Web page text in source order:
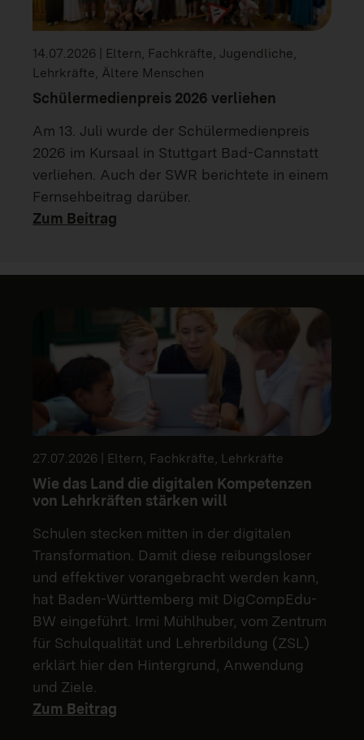
14.07.2026 | Eltern, Fachkräfte, Jugendliche,
Lehrkräfte, Ältere Menschen
Schülermedienpreis 2026 verliehen
Am 13. Juli wurde der Schülermedienpreis
2026 im Kursaal in Stuttgart Bad-Cannstatt
verliehen. Auch der SWR berichtete in einem
Fernsehbeitrag darüber.
Zum Beitrag
27.07.2026 | Eltern, Fachkräfte, Lehrkräfte
Wie das Land die digitalen Kompetenzen
von Lehrkräften stärken will
Schulen stecken mitten in der digitalen
Transformation. Damit diese reibungsloser
und effektiver vorangebracht werden kann,
hat Baden-Württemberg mit DigCompEdu-
BW eingeführt. Irmi Mühlhuber, vom Zentrum
für Schulqualität und Lehrerbildung (ZSL)
erklärt hier den Hintergrund, Anwendung
und Ziele.
Zum Beitrag